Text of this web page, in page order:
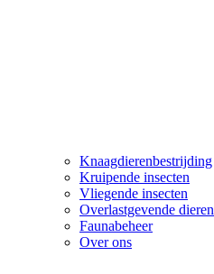
Knaagdierenbestrijding
Kruipende insecten
Vliegende insecten
Overlastgevende dieren
Faunabeheer
Over ons